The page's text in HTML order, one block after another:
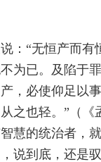
：“无恒产而有
为已。及陷于
，必使仰足以
之也轻。”（《
慧的统治者，
说到底，还是